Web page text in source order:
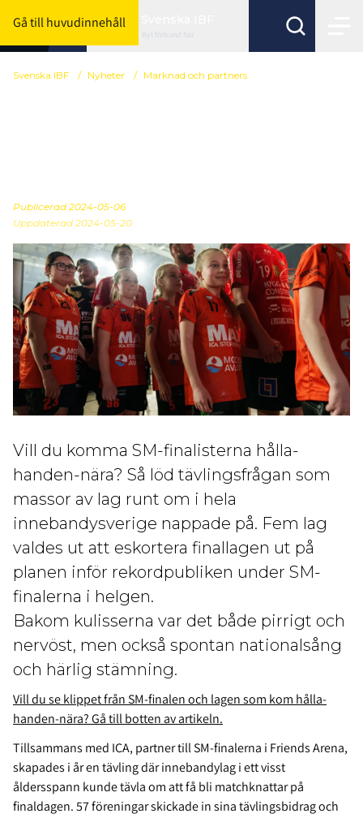
Gå till huvudinnehåll
Byt förbund här
Svenska IBF / Nyheter / Marknad och partners
Publicerad 2024-05-06
Uppdaterad 2024-05-20
Vill du komma SM-finalisterna hålla-
handen-nära? Så löd tävlingsfrågan som
massor av lag runt om i hela
innebandysverige nappade på. Fem lag
valdes ut att eskortera finallagen ut på
planen inför rekordpubliken under SM-
finalerna i helgen.
Bakom kulisserna var det både pirrigt och
nervöst, men också spontan nationalsång
och härlig stämning.
Vill du se klippet från SM-finalen och lagen som kom hålla-
handen-nära? Gå till botten av artikeln.
Tillsammans med ICA, partner till SM-finalerna i Friends Arena,
skapades i år en tävling där innebandylag i ett visst
åldersspann kunde tävla om att få bli matchknattar på
finaldagen. 57 föreningar skickade in sina tävlingsbidrag och